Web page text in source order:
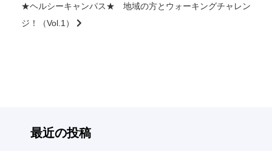
後
の
★ヘルシーキャンパス★ 地域の方とウォーキングチャレン
ジ！（Vol.1）
最近の投稿